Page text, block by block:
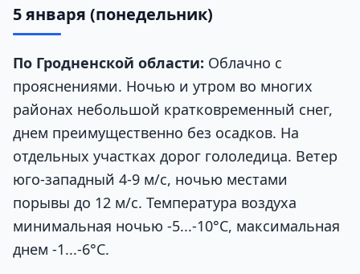
5 января (понедельник)
По Гродненской области: Облачно с
прояснениями. Ночью и утром во многих
районах небольшой кратковременный снег,
днем преимущественно без осадков. На
отдельных участках дорог гололедица. Ветер
юго-западный 4-9 м/с, ночью местами
порывы до 12 м/с. Температура воздуха
минимальная ночью -5...-10°C, максимальная
днем -1...-6°C.